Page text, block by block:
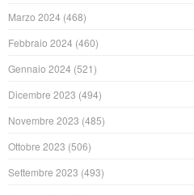
Marzo 2024 (468)
Febbraio 2024 (460)
Gennaio 2024 (521)
Dicembre 2023 (494)
Novembre 2023 (485)
Ottobre 2023 (506)
Settembre 2023 (493)